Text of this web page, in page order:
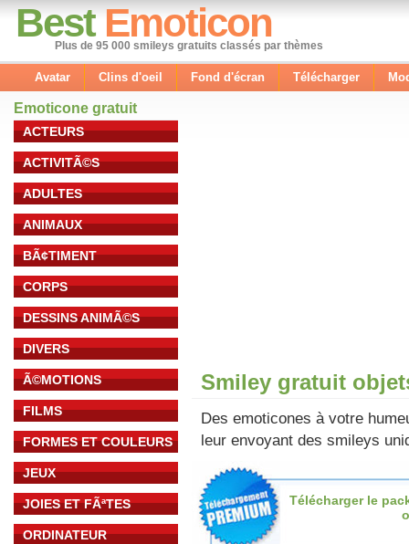
Best Emoticon
Plus de 95 000 smileys gratuits classés par thèmes
Avatar Clins d'oeil Fond d'écran Télécharger
Emoticone gratuit
ACTEURS
ACTIVITÃ©S
ADULTES
ANIMAUX
BÃ¢TIMENT
CORPS
DESSINS ANIMÃ©S
DIVERS
Ã©MOTIONS
FILMS
FORMES ET COULEURS
JEUX
JOIES ET FÃªTES
ORDINATEUR
Smiley gratuit
Des emoticones à votre
leur envoyant des smileys
Télécharger le